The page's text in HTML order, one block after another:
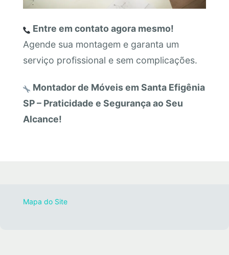
Entre em contato agora mesmo!
Agende sua montagem e garanta um
serviço profissional e sem complicações.
Montador de Móveis em Santa Efigênia
SP – Praticidade e Segurança ao Seu
Alcance!
Mapa do Site